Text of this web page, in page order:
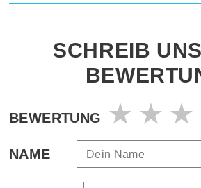
SCHREIB
BEWERTUNG
NAME